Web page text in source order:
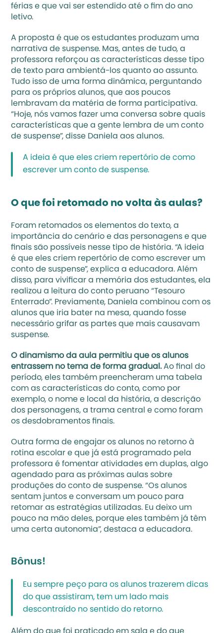
férias e que vai ser estendido até o fim do ano
letivo.
A proposta é que os estudantes produzam uma
narrativa de suspense. Mas, antes de tudo, a
professora reforçou as características desse tipo
de texto para ambientá-los quanto ao assunto.
Tudo isso de uma forma dinâmica, perguntando
para os próprios alunos, que aos poucos
lembravam da matéria de forma participativa.
“Hoje, nós vamos fazer uma conversa sobre quais
características que a gente lembra de um conto
de suspense”, disse Daniela aos alunos.
A ideia é que eles criem repertório de como
escrever um conto de suspense.
O que foi retomado no volta às aulas?
Foram retomados os elementos do texto, a
importância do cenário e das personagens e que
finais são possíveis nesse tipo de história. “A ideia
é que eles criem repertório de como escrever um
conto de suspense”, explica a educadora. Além
disso, para vivificar a memória dos estudantes, ela
realizou a leitura do conto peruano “Tesouro
Enterrado”. Previamente, Daniela combinou com os
alunos que iria bater na mesa, quando fosse
necessário grifar as partes que mais causavam
suspense.
O dinamismo da aula permitiu que os alunos
entrassem no tema de forma gradual. Ao final do
período, eles também preencheram uma tabela
com as características do conto, como por
exemplo, o nome e local da história, a descrição
dos personagens, a trama central e como foram
os desdobramentos finais.
Outra forma de engajar os alunos no retorno à
rotina escolar e que já está programado pela
professora é fomentar atividades em duplas, algo
agendado para as próximas aulas sobre
produções do conto de suspense. “Os alunos
sentam juntos e conversam um pouco para
retomar as estratégias utilizadas. Eu deixo um
pouco na mão deles, porque eles também já têm
uma certa autonomia”, destaca a educadora.
Bônus!
Eu sempre peço para os alunos trazerem dicas
do que assistiram, tem um lado mais
descontraído no sentido do retorno.